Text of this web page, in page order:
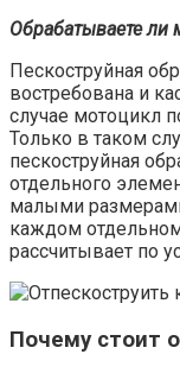
Обрабатываете ли
Пескоструйная
востребована и
случае мотоцикл
Только в таком
пескоструйная
отдельного
малыми
каждом
рассчитывает по
Почему стоит